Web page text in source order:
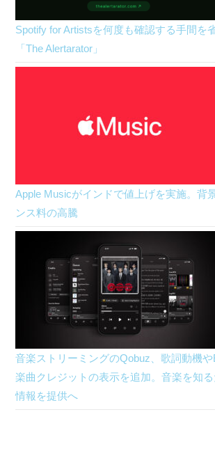
Spotify for Artistsを何度も確認する手間を
「The Alertarator」
Apple Musicがインドで値上げを実施。背
ンス料の高騰
音楽ストリーミングのQobuz、歌詞動機
楽曲クレジットの表示を追加。音楽を知
情報を提供へ